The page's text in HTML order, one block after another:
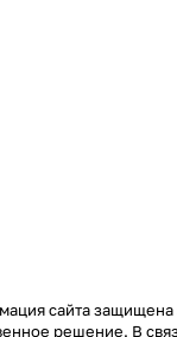
сайта защищена
решение. В